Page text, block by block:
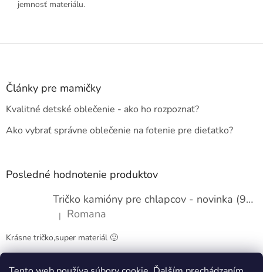
jemnosť materiálu.
Z
Články pre mamičky
Kvalitné detské oblečenie - ako ho rozpoznať?
Ako vybrať správne oblečenie na fotenie pre dieťatko?
Posledné hodnotenie produktov
Tričko kamióny pre chlapcov - novinka (98-134)
Hodnotenie produktu je 5 z 5 hviezdičiek.
| Romana
Krásne tričko,super materiál 🙂